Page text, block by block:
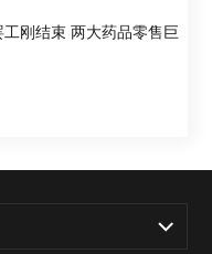
刚结束 两大药品零售巨